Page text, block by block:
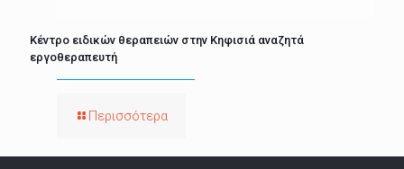
Κέντρο ειδικών θεραπειών στην Κηφισιά αναζητά
εργοθεραπευτή
Περισσότερα